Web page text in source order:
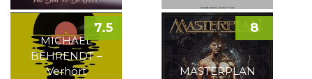
MICHAEL
BEHRENDT –
Verhört
7.5
MASTERPLAN
8